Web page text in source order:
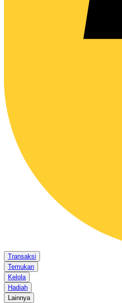
Transaksi
Temukan
Kelola
Hadiah
Lainnya